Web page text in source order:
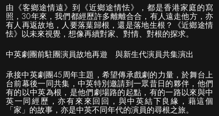
由《客鄉途情遠》到《近鄉途情怯》，都是香港家庭的寫
照，30年來，我們都經歷許多離離合合，有人遠走他方，亦
有人再返故地，人要落葉歸根，還是落地生根？《近鄉途情
怯》以未來視覺，想像再續對家、對情、對根的探求。
中英劇團前駐團演員故地再遊
與新生代演員共集演出
承接中英劇團45周年主題，希望傳承戲劇的力量，於舞台上
台前幕後一同共集，中英特別邀請到一眾昔日的夥伴，他們
有的以中英為根，是他們劇場路的起點，有的一路以來與中
英一同經歷，亦有來來回回，與中英結下良緣，藉這個
「家」的故事，亦是中英不同年代的演員的尋根之旅。